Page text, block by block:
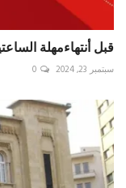
قبل أنتهاءمهلة
سبتمبر 23, 2024 0